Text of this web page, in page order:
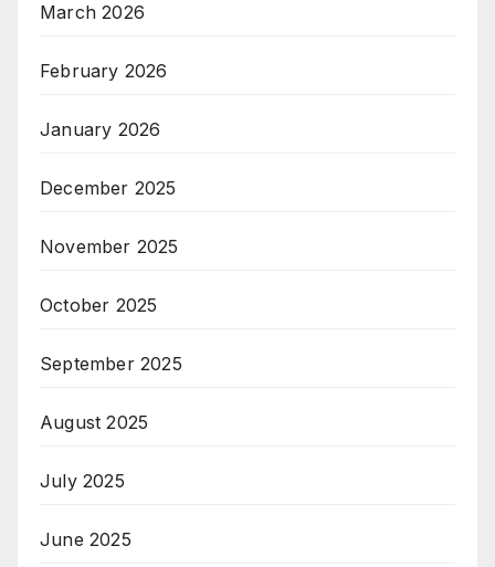
March 2026
February 2026
January 2026
December 2025
November 2025
October 2025
September 2025
August 2025
July 2025
June 2025